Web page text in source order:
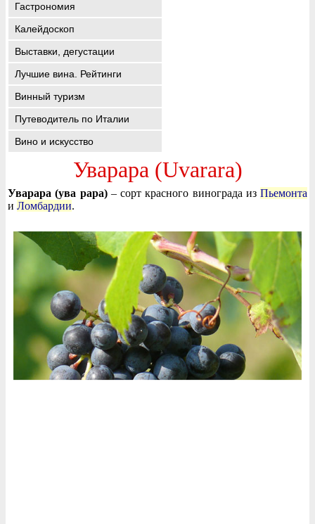
Гастрономия
Калейдоскоп
Выставки, дегустации
Лучшие вина. Рейтинги
Винный туризм
Путеводитель по Италии
Вино и искусство
Уварара (Uvarara)
Уварара (ува рара)– сорт красного винограда из Пьемонта
и Ломбардии.